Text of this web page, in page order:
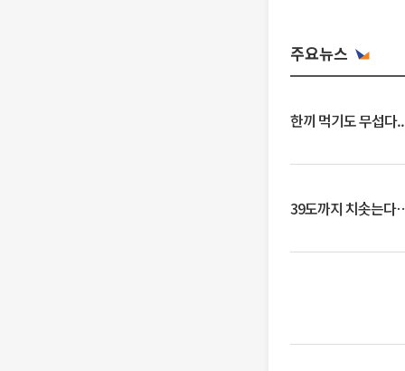
주요뉴스
한끼 먹기도 무섭다
39도까지 치솟는다